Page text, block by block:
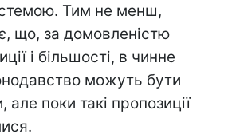
Тим не менш,
що, за домовленістю
і більшості, в чинне
можуть бути
але поки такі пропозиції